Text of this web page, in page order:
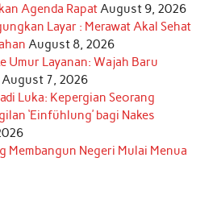
Agenda RapatAugust 9, 2026
Layar : Merawat Akal Sehat
August 8, 2026
Umur Layanan: Wajah Baru
August 7, 2026
Luka: Kepergian Seorang
‘Einfühlung’ bagi Nakes
Membangun Negeri Mulai Menua